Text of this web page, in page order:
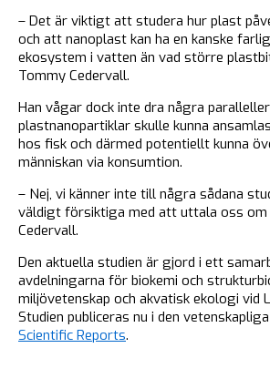
– Det är viktigt att studera hur plast
och att nanoplast kan ha en kanske
ekosystem i vatten än vad större
Tommy Cedervall.
Han vågar dock inte dra några
plastnanopartiklar skulle kunna
hos fisk och därmed potentiellt kunna
människan via konsumtion.
– Nej, vi känner inte till några sådana
väldigt försiktiga med att uttala oss
Cedervall.
Den aktuella studien är gjord i ett
avdelningarna för biokemi och
miljövetenskap och akvatisk ekologi vid
Studien publiceras nu i den
Scientific Reports.